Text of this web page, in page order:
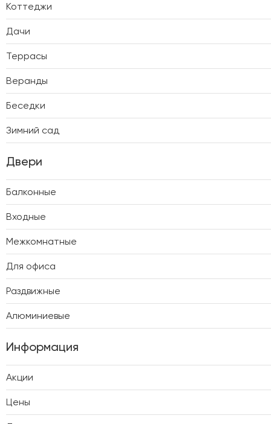
Коттеджи
Дачи
Террасы
Веранды
Беседки
Зимний сад
Двери
Балконные
Входные
Межкомнатные
Для офиса
Раздвижные
Алюминиевые
Информация
Акции
Цены